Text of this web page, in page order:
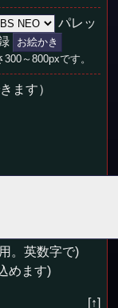
パレッ
～800pxです。
ます）
。英数字で)
めます)
[↑]